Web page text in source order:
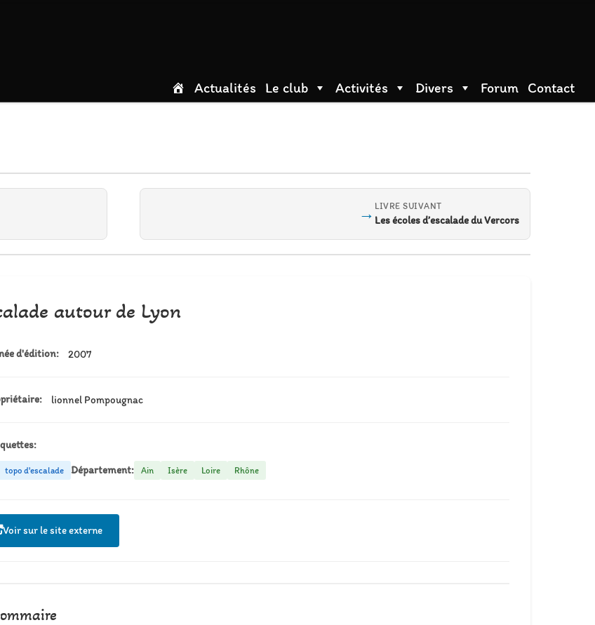
Actualités Le club Activités Divers Forum Contact
LIVRE SUIVANT
Les écoles d’escalade du Vercors
→
autour de Lyon
d'édition: 2007
lionnel Pompougnac
topo d'escalade Département: Ain Isère Loire Rhône
Voir sur le site externe